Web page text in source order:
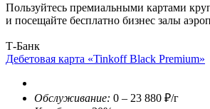
Пользуйтесь премиальными картами
и посещайте бесплатно бизнес залы
Т-Банк
Дебетовая карта «Tinkoff Black Premium»
Обслуживание: 0 – 23 880 ₽/г